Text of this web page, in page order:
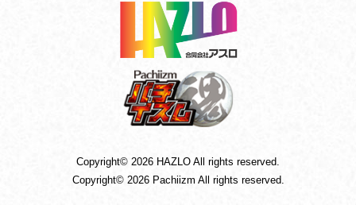
Copyright© 2026 HAZLO All rights reserved.
Copyright© 2026 Pachiizm All rights reserved.